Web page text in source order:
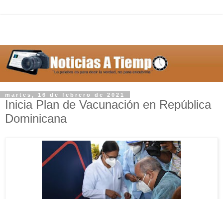
martes, 16 de febrero de 2021
Inicia Plan de Vacunación en República
Dominicana